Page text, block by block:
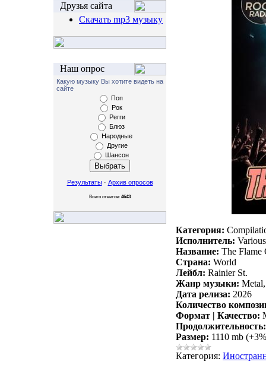
Друзья сайта
Скачать mp3 музыку
Наш опрос
Какую музыку Вы хотите видеть на
сайте
Поп
Рок
Регги
Блюз
Народные
Другие
Шансон
Результаты· Архив опросов
Всего ответов: 4643
Категория:
Исполнитель:
Название: The Flame
Страна: World
Лейбл: Rainier St.
Жанр музыки:
Дата релиза: 2026
Количество
Формат | Качество:
Продолжительность:
Размер: 1110 mb
Категория: